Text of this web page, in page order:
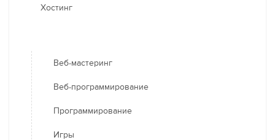
Хостинг
Веб-мастеринг
Веб-программирование
Программирование
Игры